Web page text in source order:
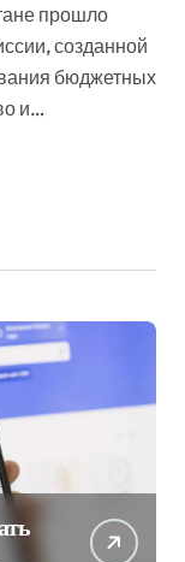
созданной
бюджетных
и…